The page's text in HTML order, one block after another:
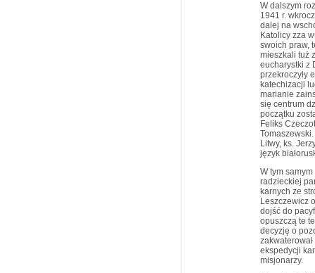
W dalszym
1941 r.
dalej na
Katolicy zza
swoich praw,
mieszkali tuż
eucharystki z
przekroczyły
katechizacji
marianie
się centrum
początku
Feliks
Litwy, ks.
język
W tym
radzieckiej
karnych ze
Leszczewicz
dojść do
opuszczą te
decyzję o
ekspedycji
misjonarzy.